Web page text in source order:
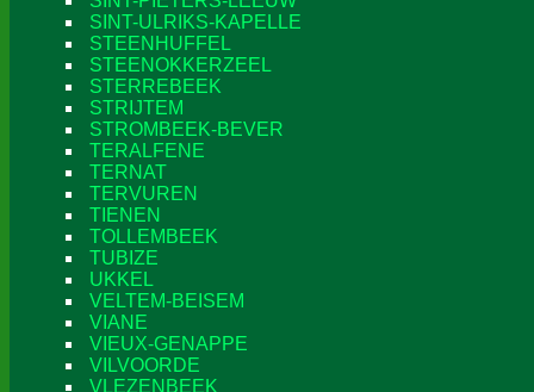
SINT-ULRIKS-KAPELLE
STEENHUFFEL
STEENOKKERZEEL
STERREBEEK
STRIJTEM
STROMBEEK-BEVER
TERALFENE
TERNAT
TERVUREN
TIENEN
TOLLEMBEEK
TUBIZE
UKKEL
VELTEM-BEISEM
VIANE
VIEUX-GENAPPE
VILVOORDE
VLEZENBEEK